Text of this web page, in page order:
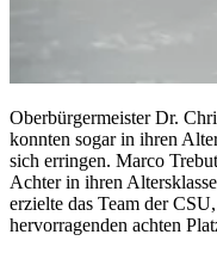
Oberbürgermeister Dr.
konnten sogar in ihren
sich erringen. Marco
Achter in ihren
erzielte das Team der
hervorragenden achten